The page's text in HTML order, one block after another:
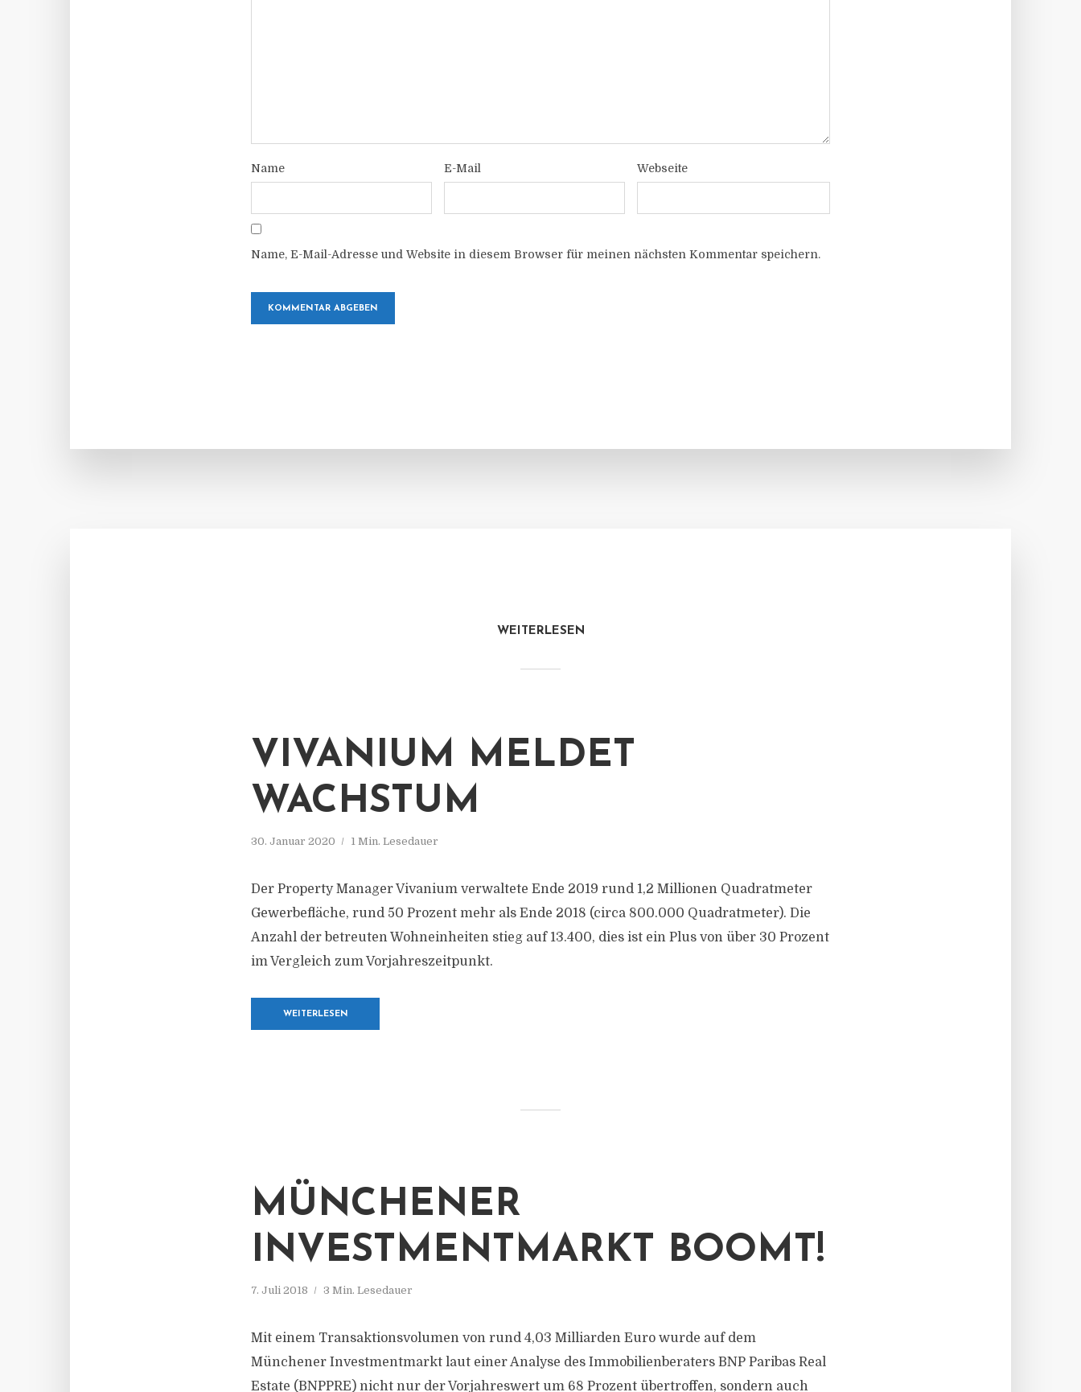
Name E-Mail Webseite
Name, E-Mail-Adresse und Website in diesem Browser für meinen nächsten Kommentar speichern.
WEITERLESEN
VIVANIUM MELDET
WACHSTUM
30. Januar 2020 1 Min. Lesedauer
Der Property Manager Vivanium verwaltete Ende 2019 rund 1,2 Millionen Quadratmeter
Gewerbefläche, rund 50 Prozent mehr als Ende 2018 (circa 800.000 Quadratmeter). Die
Anzahl der betreuten Wohneinheiten stieg auf 13.400, dies ist ein Plus von über 30 Prozent
im Vergleich zum Vorjahreszeitpunkt.
WEITERLESEN
MÜNCHENER
INVESTMENTMARKT BOOMT!
7. Juli 2018 3 Min. Lesedauer
Mit einem Transaktionsvolumen von rund 4,03 Milliarden Euro wurde auf dem
Münchener Investmentmarkt laut einer Analyse des Immobilienberaters BNP Paribas Real
Estate (BNPPRE) nicht nur der Vorjahreswert um 68 Prozent übertroffen, sondern auch